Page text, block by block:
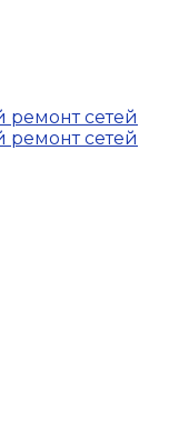
ремонт сетей
ремонт сетей